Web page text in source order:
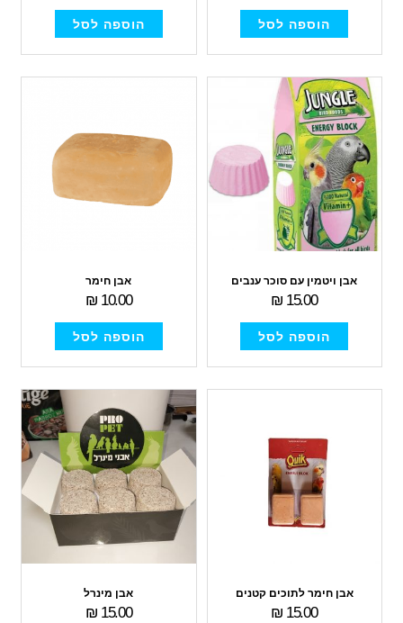
הוספה לסל הוספה לסל
אבן ויטמין עם סוכר ענבים
₪15.00
הוספה לסל
אבן חימר
₪10.00
הוספה לסל
אבן חימר לתוכים קטנים
₪15.00
אבן מינרל
₪15.00